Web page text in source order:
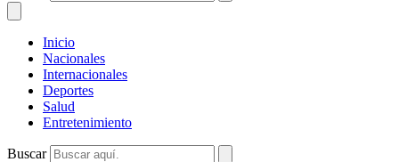
Inicio
Nacionales
Internacionales
Deportes
Salud
Entretenimiento
Buscar